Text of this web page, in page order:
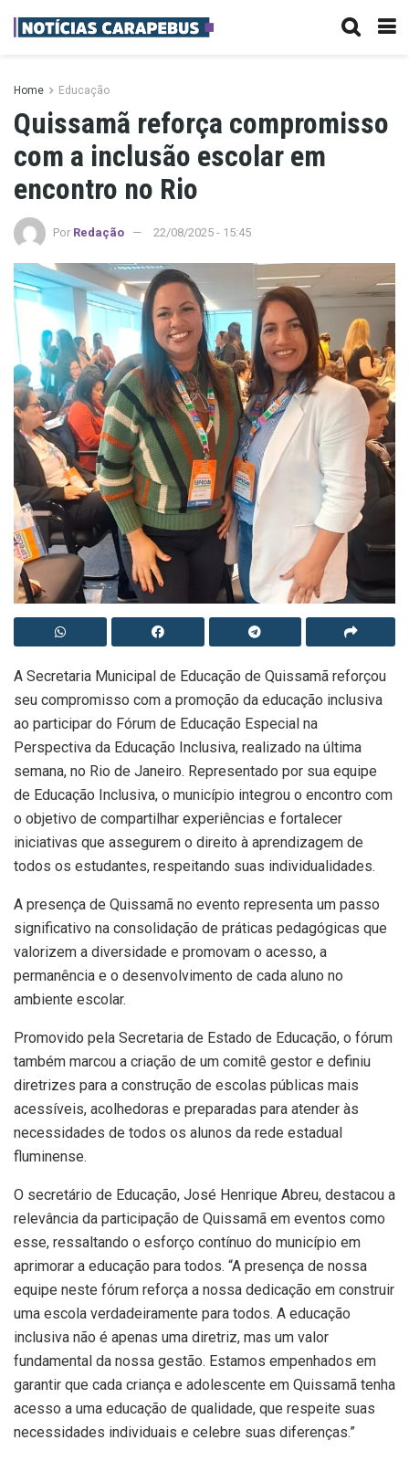
Home Educação
Quissamã reforça compromisso
com a inclusão escolar em
encontro no Rio
Por Redação 22/08/2025 - 15:45
A Secretaria Municipal de Educação de Quissamã reforçou
seu compromisso com a promoção da educação inclusiva
ao participar do Fórum de Educação Especial na
Perspectiva da Educação Inclusiva, realizado na última
semana, no Rio de Janeiro. Representado por sua equipe
de Educação Inclusiva, o município integrou o encontro com
o objetivo de compartilhar experiências e fortalecer
iniciativas que assegurem o direito à aprendizagem de
todos os estudantes, respeitando suas individualidades.
A presença de Quissamã no evento representa um passo
significativo na consolidação de práticas pedagógicas que
valorizem a diversidade e promovam o acesso, a
permanência e o desenvolvimento de cada aluno no
ambiente escolar.
Promovido pela Secretaria de Estado de Educação, o fórum
também marcou a criação de um comitê gestor e definiu
diretrizes para a construção de escolas públicas mais
acessíveis, acolhedoras e preparadas para atender às
necessidades de todos os alunos da rede estadual
fluminense.
O secretário de Educação, José Henrique Abreu, destacou a
relevância da participação de Quissamã em eventos como
esse, ressaltando o esforço contínuo do município em
aprimorar a educação para todos. “A presença de nossa
equipe neste fórum reforça a nossa dedicação em construir
uma escola verdadeiramente para todos. A educação
inclusiva não é apenas uma diretriz, mas um valor
fundamental da nossa gestão. Estamos empenhados em
garantir que cada criança e adolescente em Quissamã tenha
acesso a uma educação de qualidade, que respeite suas
necessidades individuais e celebre suas diferenças.”